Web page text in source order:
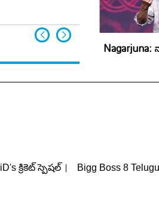
iD's క్రికెట్ స్పెషల్ Bigg Boss 8 Telugu